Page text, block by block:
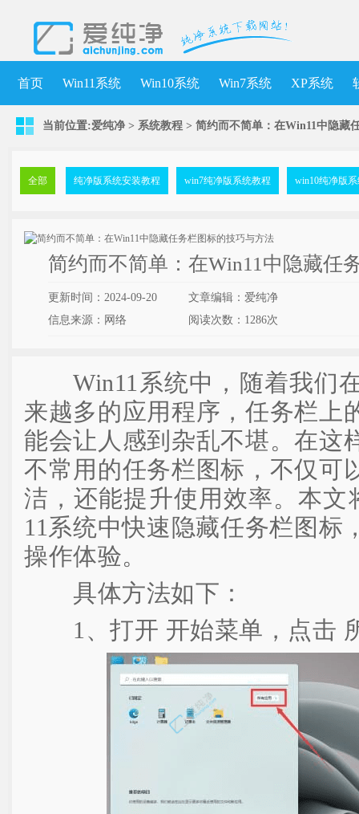
首页 Win11系统 Win10系统 Win7系统 XP系统
当前位置:爱纯净 > 系统教程 > 简约而不简单：在Win11中隐藏
全部 纯净版系统安装教程 win7纯净版系统教程 win10纯净版
简约而不简单：在Win11中隐藏任
更新时间：2024-09-20
文章编辑：爱纯净
信息来源：网络
阅读次数： 1286次
Win11系统中，随着我们
来越多的应用程序，任务栏上
能会让人感到杂乱不堪。在这
不常用的任务栏图标，不仅可
洁，还能提升使用效率。本文
11系统中快速隐藏任务栏图标
操作体验。
具体方法如下：
1、打开 开始菜单，点击